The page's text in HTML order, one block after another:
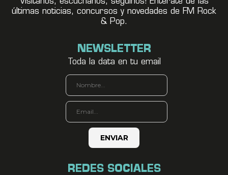
últimas noticias, concursos y novedades de FM Rock
& Pop.
NEWSLETTER
Toda la data en tu email
REDES SOCIALES